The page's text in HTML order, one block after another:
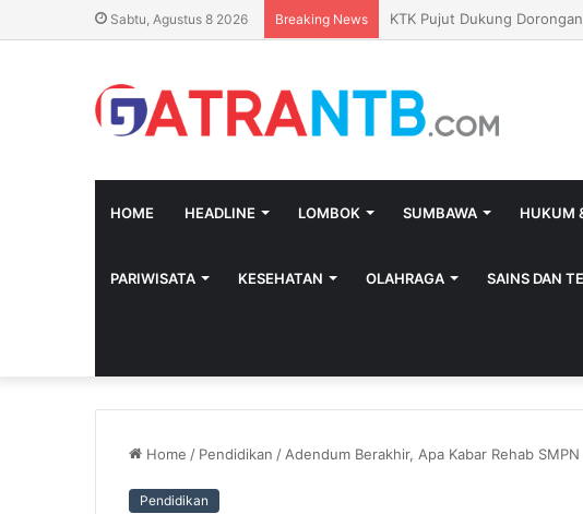
Sabtu, Agustus 8 2026 Breaking News Heboh SPBU Praya Isi
HOME HEADLINE LOMBOK SUMBAWA HUKUM
PARIWISATA KESEHATAN OLAHRAGA SAINS DAN
Home / Pendidikan / Adendum Berakhir, Apa Kabar Rehab SMPN
Pendidikan